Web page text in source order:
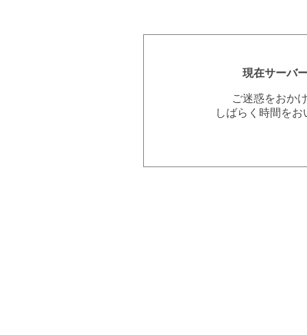
現在サーバ
ご迷惑をおか
しばらく時間を